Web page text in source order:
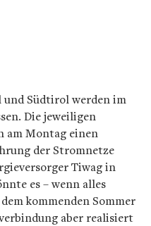
Südtirol werden im
Die jeweiligen
am Montag einen
der Stromnetze
Tiwag in
es – wenn alles
kommenden Sommer
aber realisiert